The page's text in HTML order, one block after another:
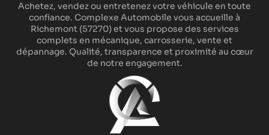
Achetez, vendez ou entretenez votre véhicule en toute
confiance. Complexe Automobile vous accueille à
Richemont (57270) et vous propose des services
complets en mécanique, carrosserie, vente et
dépannage. Qualité, transparence et proximité au cœur
de notre engagement.